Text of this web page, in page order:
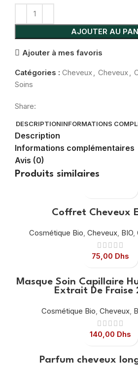
AJOUTER AU
Ajouter à mes favoris
Catégories : Cheveux, Cheveux,
Soins
Share:
DESCRIPTIONINFORMATIONS
Description
Informations complémentaires
Avis (0)
Produits similaires
Coffret Cheveux
Cosmétique Bio, Cheveux, BIO,
75,00 Dhs
Masque Soin Capillaire
Extrait De Fraise
Cosmétique Bio, Cheveux,
140,00 Dhs
Parfum cheveux